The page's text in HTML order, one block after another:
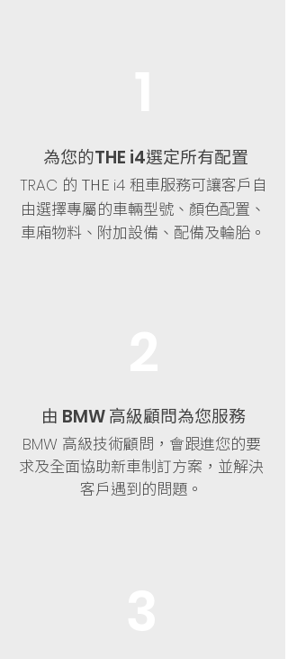
TRAC 的 THE i4 租車服務可讓客戶自
由選擇專屬的車輛型號、顏色配置、
車廂物料、附加設備、配備及輪胎。
BMW 高級技術顧問，會跟進您的要
求及全面協助新車制訂方案，並解決
客戶遇到的問題。
為您的THE i4選定所有配置
由 BMW高級顧問為您服務